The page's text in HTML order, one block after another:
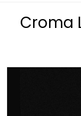
Croma